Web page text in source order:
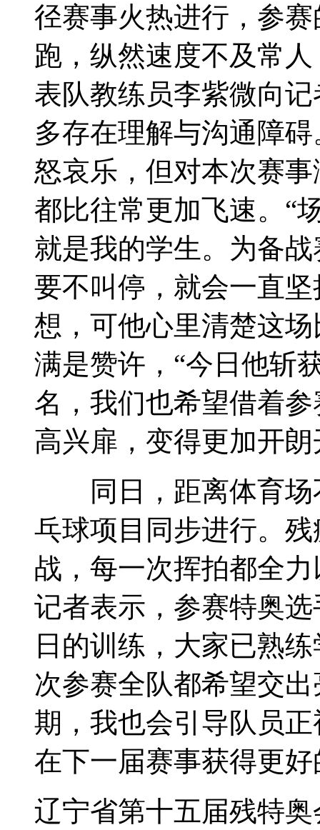
径赛事火热进行，参
跑，纵然速度不及常
表队教练员李紫微向
多存在理解与沟通障
怒哀乐，但对本次赛
都比往常更加飞速。“
就是我的学生。为备
要不叫停，就会一直
想，可他心里清楚这
满是赞许，“今日他斩
名，我们也希望借着
高兴扉，变得更加开朗
同日，距离体育场
乓球项目同步进行。
战，每一次挥拍都全
记者表示，参赛特奥
日的训练，大家已熟
次参赛全队都希望交
期，我也会引导队员
在下一届赛事获得更
辽宁省第十五届残特